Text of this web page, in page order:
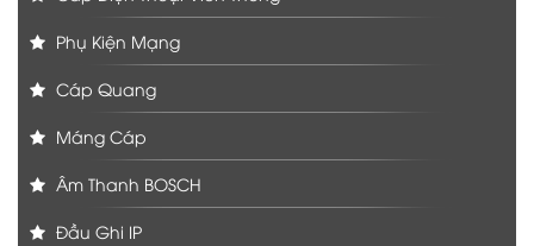
Phụ Kiện Mạng
Cáp Quang
Máng Cáp
Âm Thanh BOSCH
Đầu Ghi IP